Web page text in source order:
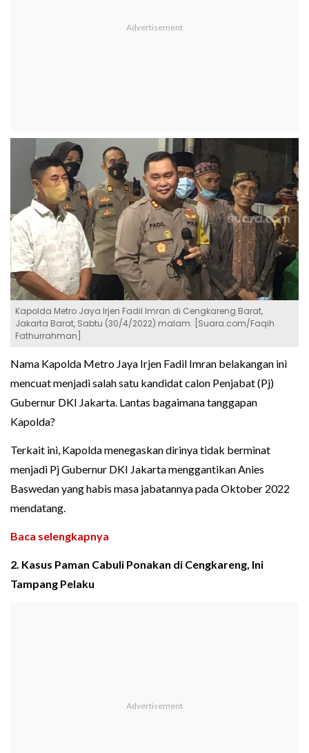
Kapolda Metro Jaya Irjen Fadil Imran di Cengkareng Barat,
Jakarta Barat, Sabtu (30/4/2022) malam. [Suara.com/Faqih
Fathurrahman]
Nama Kapolda Metro Jaya Irjen Fadil Imran belakangan ini
mencuat menjadi salah satu kandidat calon Penjabat (Pj)
Gubernur DKI Jakarta. Lantas bagaimana tanggapan
Kapolda?
Terkait ini, Kapolda menegaskan dirinya tidak berminat
menjadi Pj Gubernur DKI Jakarta menggantikan Anies
Baswedan yang habis masa jabatannya pada Oktober 2022
mendatang.
Baca selengkapnya
2. Kasus Paman Cabuli Ponakan di Cengkareng, Ini
Tampang Pelaku